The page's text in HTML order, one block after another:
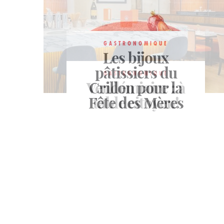
GASTRONOMIQUE
Vendémiaire : à
table citoyen!
GASTRONOMIQUE
Les bijoux
pâtissiers du
Crillon pour la
Fête des Mères
GASTRONOMIQUE
Dammann Frères
ouvre son coffret
Iris